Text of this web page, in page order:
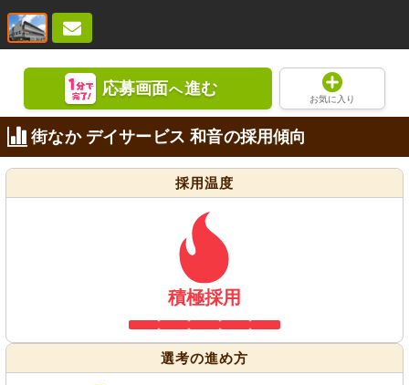
応募画面へ進む
お気に入り
街なか デイサービス 和音の採用傾向
採用温度
積極採用
選考の進め方